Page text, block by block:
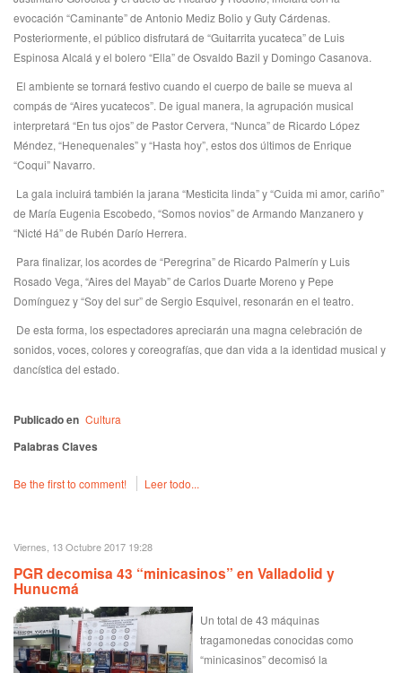
evocación “Caminante” de Antonio Mediz Bolio y Guty Cárdenas.
Posteriormente, el público disfrutará de “Guitarrita yucateca” de Luis
Espinosa Alcalá y el bolero “Ella” de Osvaldo Bazil y Domingo Casanova.
El ambiente se tornará festivo cuando el cuerpo de baile se mueva al
compás de “Aires yucatecos”. De igual manera, la agrupación musical
interpretará “En tus ojos” de Pastor Cervera, “Nunca” de Ricardo López
Méndez, “Henequenales” y “Hasta hoy”, estos dos últimos de Enrique
“Coqui” Navarro.
La gala incluirá también la jarana “Mesticita linda” y “Cuida mi amor, cariño”
de María Eugenia Escobedo, “Somos novios” de Armando Manzanero y
“Nicté Há” de Rubén Darío Herrera.
Para finalizar, los acordes de “Peregrina” de Ricardo Palmerín y Luis
Rosado Vega, “Aires del Mayab” de Carlos Duarte Moreno y Pepe
Domínguez y “Soy del sur” de Sergio Esquivel, resonarán en el teatro.
De esta forma, los espectadores apreciarán una magna celebración de
sonidos, voces, colores y coreografías, que dan vida a la identidad musical y
dancística del estado.
Publicado en Cultura
Palabras Claves
Be the first to comment! Leer todo...
Viernes, 13 Octubre 2017 19:28
PGR decomisa 43 “minicasinos” en Valladolid y
Hunucmá
Un total de 43 máquinas
tragamonedas conocidas como
“minicasinos” decomisó la